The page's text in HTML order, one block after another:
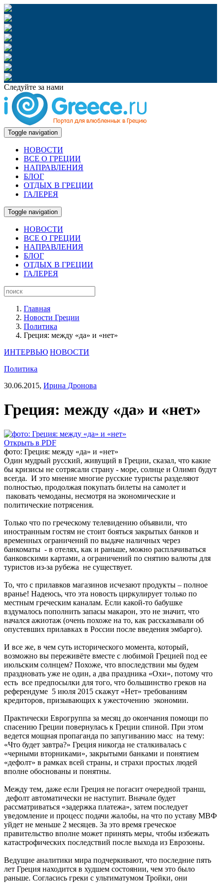
Следуйте за нами
Toggle navigation
НОВОСТИ
ВСЕ О ГРЕЦИИ
НАПРАВЛЕНИЯ
БЛОГ
ОТДЫХ В ГРЕЦИИ
ГАЛЕРЕЯ
Toggle navigation
НОВОСТИ
ВСЕ О ГРЕЦИИ
НАПРАВЛЕНИЯ
БЛОГ
ОТДЫХ В ГРЕЦИИ
ГАЛЕРЕЯ
Главная
Новости Греции
Политика
Греция: между «да» и «нет»
ИНТЕРВЬЮ НОВОСТИ
Политика
30.06.2015, Ирина Дронова
Греция: между «да» и «нет»
Открыть в PDF
фото: Греция: между «да» и «нет»
Один мудрый русский, живущий в Греции, сказал, что какие
бы кризисы не сотрясали страну - море, солнце и Олимп будут
всегда. И это мнение многие русские туристы разделяют
полностью, продолжая покупать билеты на самолет и
паковать чемоданы, несмотря на экономические и
политические потрясения.
Только что по греческому телевидению объявили, что
иностранным гостям не стоит бояться закрытых банков и
временных ограничений по выдаче наличных через
банкоматы - в отелях, как и раньше, можно расплачиваться
банковскими картами, а ограничений по снятию валюты для
туристов из-за рубежа не существует.
То, что с прилавков магазинов исчезают продукты – полное
вранье! Надеюсь, что эта новость циркулирует только по
местным греческим каналам. Если какой-то бабушке
вздумалось пополнить запасы макарон, это не значит, что
начался ажиотаж (очень похоже на то, как рассказывали об
опустевших прилавках в России после введения эмбарго).
И все же, в чем суть исторического момента, который,
возможно вы переживёте вместе с любимой Грецией под ее
июльским солнцем? Похоже, что впоследствии мы будем
праздновать уже не один, а два праздника «Охи», потому что
есть все предпосылки для того, что большинство греков на
референдуме 5 июля 2015 скажут «Нет» требованиям
кредиторов, призывающих к ужесточению экономии.
Практически Еврогруппа за месяц до окончания помощи по
спасению Греции повернулась к Греции спиной. При этом
ведется мощная пропаганда по запугиванию масс на тему:
«Что будет завтра?» Греция никогда не сталкивалась с
«черными вторниками», закрытыми банками и понятием
«дефолт» в рамках всей страны, и страхи простых людей
вполне обоснованы и понятны.
Между тем, даже если Греция не погасит очередной транш,
дефолт автоматически не наступит. Вначале будет
рассматриваться «задержка платежа», затем последует
уведомление и процесс подачи жалобы, на что по уставу МВФ
уйдет не меньше 2 месяцев. За это время греческое
правительство вполне может принять меры, чтобы избежать
катастрофических последствий после выхода из Еврозоны.
Ведущие аналитики мира подчеркивают, что последние пять
лет Греция находится в худшем состоянии, чем это было
раньше. Согласись греки с ультиматумом Тройки, они